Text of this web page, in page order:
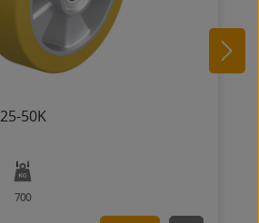
50K
700